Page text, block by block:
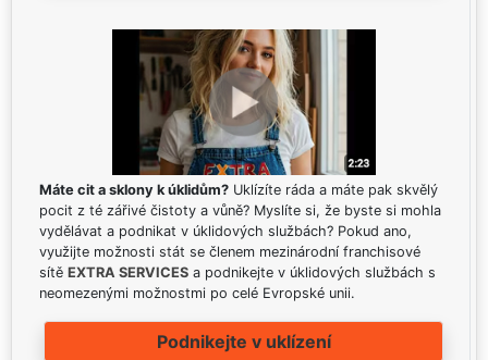
Máte cit a sklony k úklidům? Uklízíte ráda a máte pak skvělý
pocit z té zářivé čistoty a vůně? Myslíte si, že byste si mohla
vydělávat a podnikat v úklidových službách? Pokud ano,
využijte možnosti stát se členem mezinárodní franchisové
sítě EXTRA SERVICES a podnikejte v úklidových službách s
neomezenými možnostmi po celé Evropské unii.
Podnikejte v uklízení